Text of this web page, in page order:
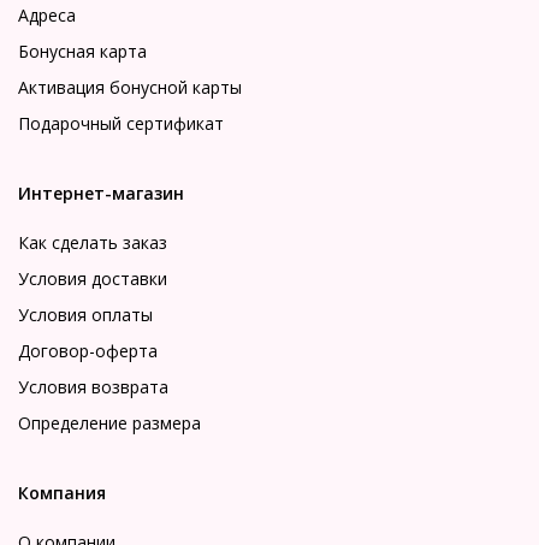
Адреса
Бонусная карта
Активация бонусной карты
Подарочный сертификат
Интернет-магазин
Как сделать заказ
Условия доставки
Условия оплаты
Договор-оферта
Условия возврата
Определение размера
Компания